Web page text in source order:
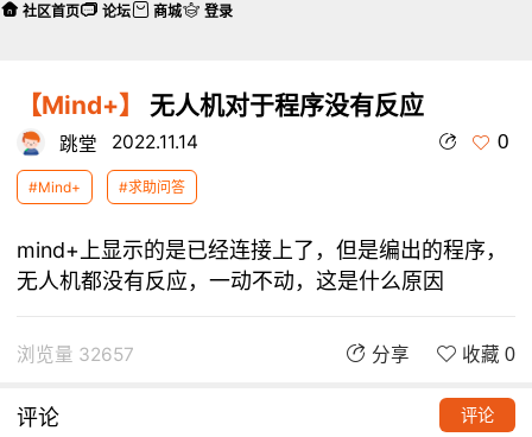
【Mind+】 无人机对于程序没有反应
跳堂 2022.11.14 0
#Mind+ #求助问答
mind+上显示的是已经连接上了，但是编出的程序，
无人机都没有反应，一动不动，这是什么原因
浏览量 32657 分享 收藏 0
评论 评论
社区首页 论坛 商城 登录